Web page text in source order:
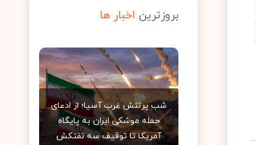
بروزترین اخبار ها
شب پرتنش غرب آسیا؛ از ادعای
حمله موشکی ایران به پایگاه
آمریکا تا توقیف سه نفتکش